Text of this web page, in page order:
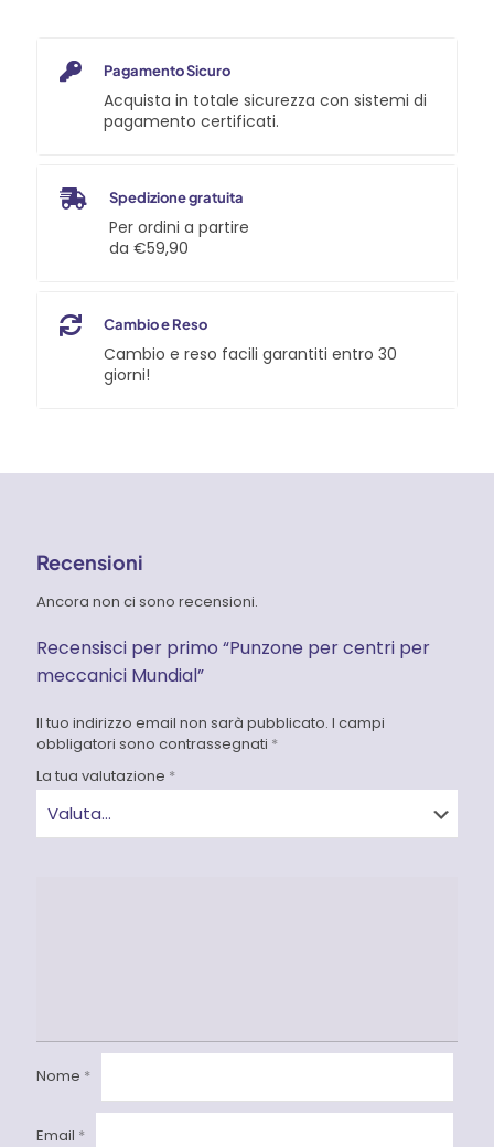
Pagamento Sicuro
Acquista in totale sicurezza con sistemi di
pagamento certificati.
Spedizione gratuita
Per ordini a partire
da €59,90
Cambio e Reso
Cambio e reso facili garantiti entro 30
giorni!
Recensioni
Ancora non ci sono recensioni.
Recensisci per primo “Punzone per centri per
meccanici Mundial”
Il tuo indirizzo email non sarà pubblicato. I campi
obbligatori sono contrassegnati *
La tua valutazione *
Nome *
Email *